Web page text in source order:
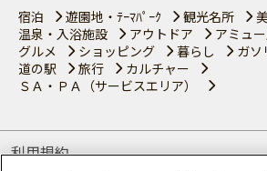
宿泊
遊園地・ﾃｰﾏﾊﾟｰｸ 観光名所
温泉・入浴施設
アウトドア
アミュ
グルメ
ショッピング 暮らし
ガソ
道の駅
旅行
カルチャー
ＳＡ・ＰＡ（サービスエリア）
利用規約